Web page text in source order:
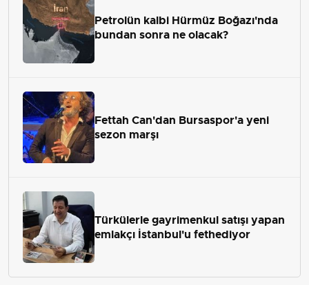
Petrolün kalbi Hürmüz Boğazı'nda
bundan sonra ne olacak?
Fettah Can'dan Bursaspor'a yeni
sezon marşı
Türkülerle gayrimenkul satışı yapan
emlakçı İstanbul'u fethediyor